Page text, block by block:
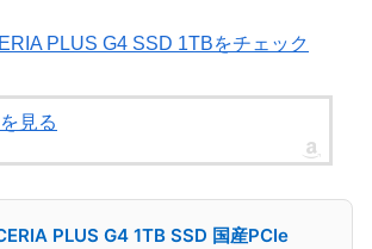
PLUS G4 SSD 1TBをチェック
見る
PLUS G4 1TB SSD 国産PCIe